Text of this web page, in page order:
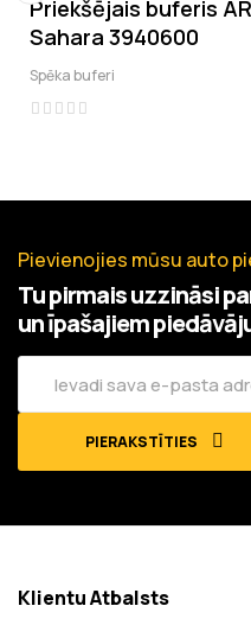
Priekšējais buferis
Sahara 3940600
Spēka buferi
‹
Pievienojies mūsu auto
Tu pirmais uzzināsi
un īpašajiem
PIERAKSTĪTIES
Klientu Atbalsts